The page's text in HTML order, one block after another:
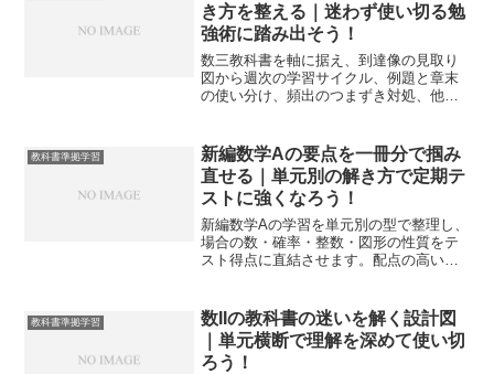
き方を整える｜迷わず使い切る勉
強術に踏み出そう！
数三教科書を軸に据え、到達像の見取り
図から週次の学習サイクル、例題と章末
の使い分け、頻出のつまずき対処、他教
持ち帰れます。
教科書準拠学習
新編数学Aの要点を一冊分で掴み
直せる｜単元別の解き方で定期テ
ストに強くなろう！
新編数学Aの学習を単元別の型で整理し、
場合の数・確率・整数・図形の性質をテ
スト得点に直結させます。配点の高い順
教科書準拠学習
数IIの教科書の迷いを解く設計図
｜単元横断で理解を深めて使い切
ろう！